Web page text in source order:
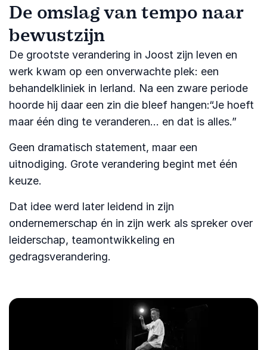
De omslag van tempo naar
bewustzijn
De grootste verandering in Joost zijn leven en
werk kwam op een onverwachte plek: een
behandelkliniek in Ierland. Na een zware periode
hoorde hij daar een zin die bleef hangen:“Je hoeft
maar één ding te veranderen… en dat is alles.”
Geen dramatisch statement, maar een
uitnodiging. Grote verandering begint met één
keuze.
Dat idee werd later leidend in zijn
ondernemerschap én in zijn werk als spreker over
leiderschap, teamontwikkeling en
gedragsverandering.